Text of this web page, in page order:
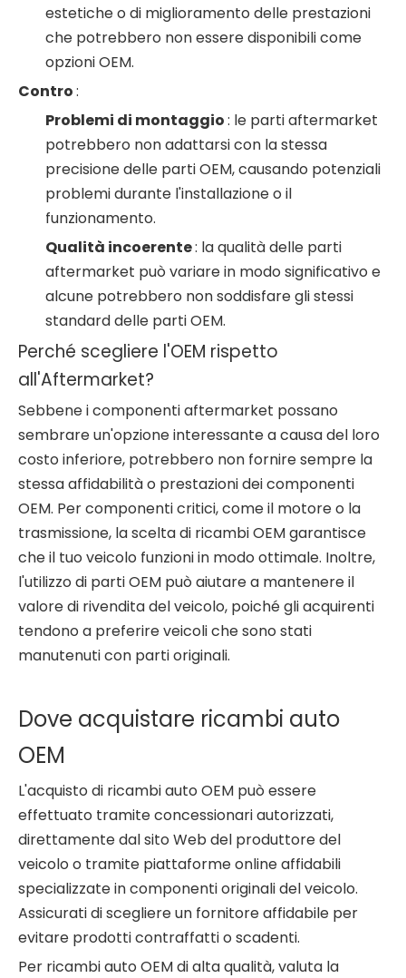
estetiche o di miglioramento delle prestazioni
che potrebbero non essere disponibili come
opzioni OEM.
Contro:
Problemi di montaggio: le parti aftermarket
potrebbero non adattarsi con la stessa
precisione delle parti OEM, causando potenziali
problemi durante l'installazione o il
funzionamento.
Qualità incoerente: la qualità delle parti
aftermarket può variare in modo significativo e
alcune potrebbero non soddisfare gli stessi
standard delle parti OEM.
Perché scegliere l'OEM rispetto
all'Aftermarket?
Sebbene i componenti aftermarket possano
sembrare un'opzione interessante a causa del loro
costo inferiore, potrebbero non fornire sempre la
stessa affidabilità o prestazioni dei componenti
OEM. Per componenti critici, come il motore o la
trasmissione, la scelta di ricambi OEM garantisce
che il tuo veicolo funzioni in modo ottimale. Inoltre,
l'utilizzo di parti OEM può aiutare a mantenere il
valore di rivendita del veicolo, poiché gli acquirenti
tendono a preferire veicoli che sono stati
manutenuti con parti originali.
Dove acquistare ricambi auto
OEM
L'acquisto di ricambi auto OEM può essere
effettuato tramite concessionari autorizzati,
direttamente dal sito Web del produttore del
veicolo o tramite piattaforme online affidabili
specializzate in componenti originali del veicolo.
Assicurati di scegliere un fornitore affidabile per
evitare prodotti contraffatti o scadenti.
Per ricambi auto OEM di alta qualità, valuta la